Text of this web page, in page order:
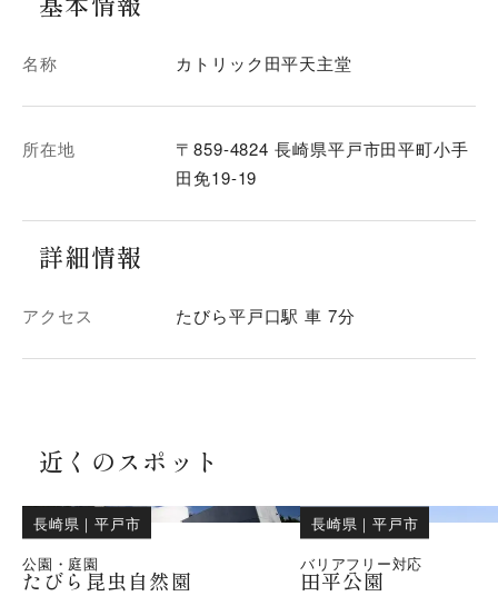
名称 カトリック田平天主堂
所在地
〒859-4824 長崎県平戸市田平町小手
田免19-19
詳細情報
アクセス たびら平戸口駅 車 7分
近くのスポット
長崎県 ｜平戸市
公園・庭園
たびら昆虫自然園
長崎県 ｜平戸市
バリアフリー対応
田平公園